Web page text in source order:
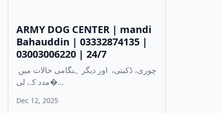
ARMY DOG CENTER | mandi
Bahauddin | 03332874135 |
03003006220 | 24/7
مدد کے لی�...
Dec 12, 2025